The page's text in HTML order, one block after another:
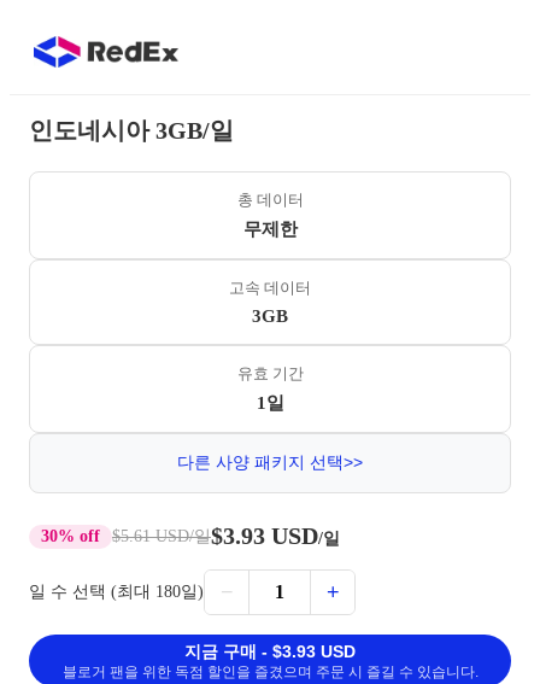
인도네시아 3GB/일
총 데이터
무제한
고속 데이터
3GB
유효 기간
1일
다른 사양 패키지 선택>>
30% off $5.61 USD/일$3.93 USD/일
일 수 선택 (최대 180일) − 1 +
지금 구매 - $3.93 USD
블로거 팬을 위한 독점 할인을 즐겼으며 주문 시 즐길 수 있습니다.